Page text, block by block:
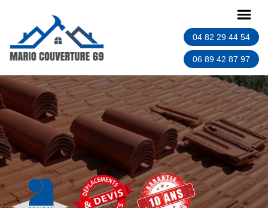
04 82 29 44 54
06 89 42 87 97